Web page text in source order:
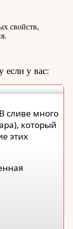
свойств,
если у вас:
сливе много
который
этих